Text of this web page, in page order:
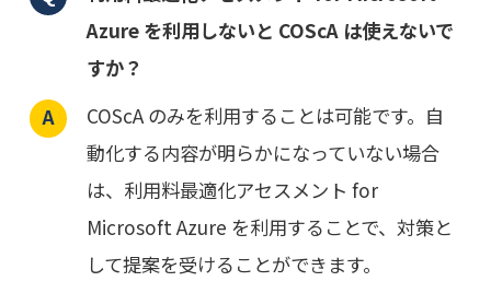
Azure を利用しないと COScA は使えないで
すか？
COScA のみを利用することは可能です。自
動化する内容が明らかになっていない場合
は、利用料最適化アセスメント for
Microsoft Azure を利用することで、対策と
して提案を受けることができます。